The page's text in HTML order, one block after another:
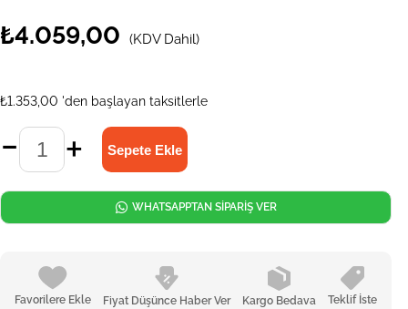
₺4.059,00 (KDV Dahil)
₺1.353,00 'den başlayan taksitlerle
Favorilere Ekle Fiyat Düşünce Haber Ver Kargo Bedava Teklif İste
WHATSAPPTAN SİPARİŞ VER